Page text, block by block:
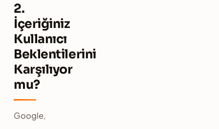
2.
İçeriğiniz
Kullanıcı
Beklentilerini
Karşılıyor
mu?
Google,